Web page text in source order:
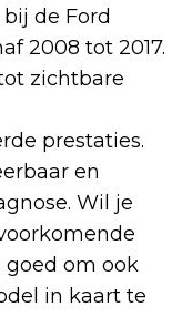
de Ford
2008 tot 2017.
zichtbare
prestaties.
en
Wil je
goed om ook
in kaart te